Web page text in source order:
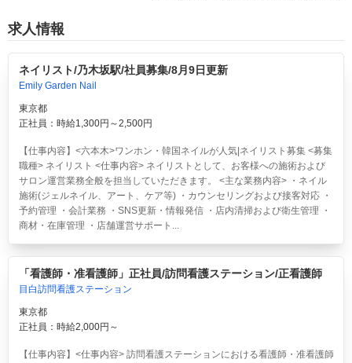
求人情報
ネイリスト/乃木坂駅/社員募集/8月9日更新
Emily Garden Nail
東京都
正社員：時給1,300円～2,500円
【仕事内容】<六本木>ワンホン・韓国ネイルが人気|ネイリスト募集 <募集
職種> ネイリスト <仕事内容> ネイリストとして、お客様への施術および
サロン運営業務全般を担当していただきます。 <主な業務内容> ・ネイル
施術(ジェルネイル、アート、ケア等) ・カウンセリングおよび接客対応 ・
予約管理 ・会計業務 ・SNS更新・情報発信 ・店内清掃および衛生管理 ・
商材・在庫管理 ・店舗運営サポート...
「看護師・准看護師」正社員/訪問看護ステーション/正看護師
目白訪問看護ステーション
東京都
正社員：時給2,000円～
【仕事内容】<仕事内容> 訪問看護ステーションにおける看護師・准看護師